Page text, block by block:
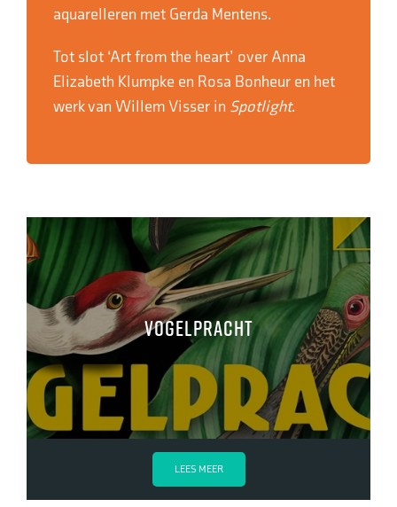
aquarelleren met Gerda Mentens.
Tot slot ‘Art from the heart’ over Anna
Elizabeth Klumpke en Rosa Bonheur en het
werk van Willem Visser in Spotlight.
Vogelpracht
LEES MEER